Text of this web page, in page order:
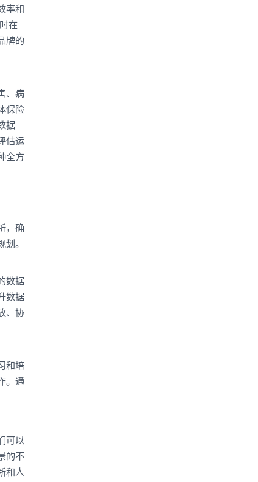
率和
在
牌的
、病
保险
据
估运
全方
，确
。
数据
数据
、协
和培
。通
可以
的不
和人